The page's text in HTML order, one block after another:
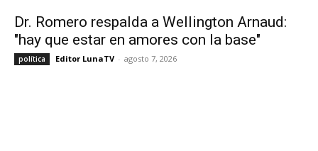
Dr. Romero respalda a Wellington Arnaud:
"hay que estar en amores con la base"
política Editor LunaTV - agosto 7, 2026